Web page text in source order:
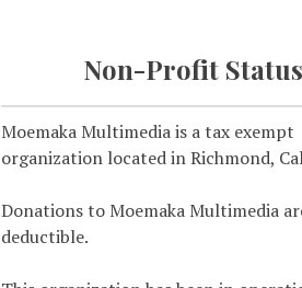
Non-Profit Status
Moemaka Multimedia is a tax exempt
organization located in Richmond,
Donations to Moemaka Multimedia
deductible.